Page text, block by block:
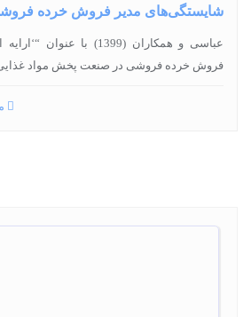
شایستگی‌های مدیر فروش خرده
عباسی و همکاران (1399) با
فروش خرده فروشی در صنعت پخش مواد غذایی